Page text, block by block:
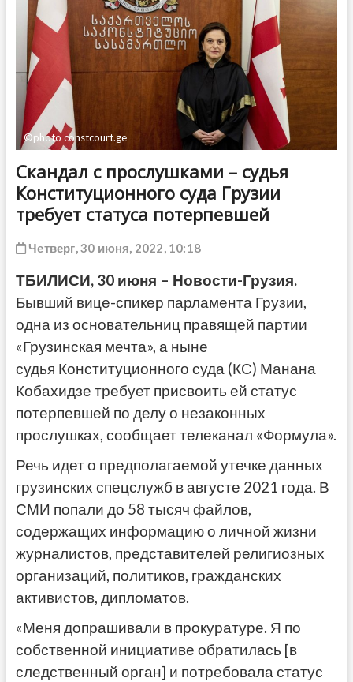
©photo constcourt.ge
Скандал с прослушками – судья
Конституционного суда Грузии
требует статуса потерпевшей
Четверг, 30 июня, 2022, 10:18
ТБИЛИСИ, 30 июня – Новости-Грузия.
Бывший вице-спикер парламента Грузии,
одна из основательниц правящей партии
«Грузинская мечта», а ныне
судья Конституционного суда (КС) Манана
Кобахидзе требует присвоить ей статус
потерпевшей по делу о незаконных
прослушках, сообщает телеканал «Формула».
Речь идет о предполагаемой утечке данных
грузинских спецслужб в августе 2021 года. В
СМИ попали до 58 тысяч файлов,
содержащих информацию о личной жизни
журналистов, представителей религиозных
организаций, политиков, гражданских
активистов, дипломатов.
«Меня допрашивали в прокуратуре. Я по
собственной инициативе обратилась [в
следственный орган] и потребовала статус